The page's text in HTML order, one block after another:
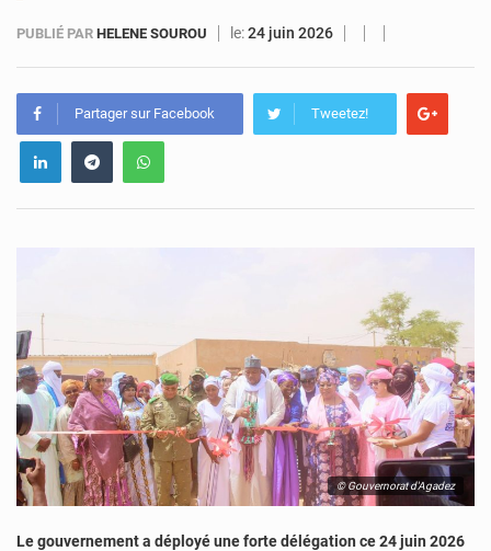
PUBLIÉ PAR HELENE SOUROU le:24 juin 2026
Partager sur Facebook Tweetez!
© Gouvernorat d'Agadez
Le gouvernement a déployé une forte délégation ce 24 juin 2026